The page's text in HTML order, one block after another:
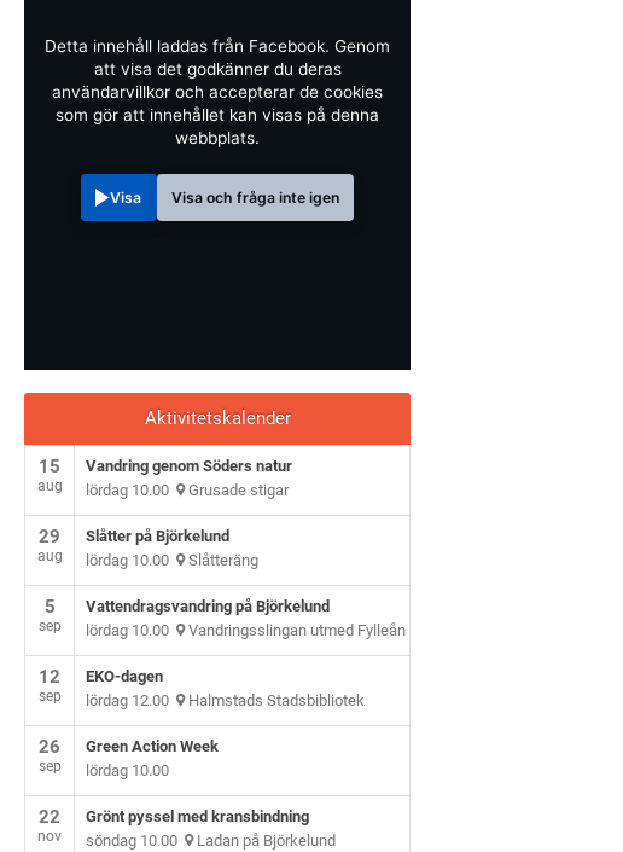
Detta innehåll laddas från Facebook. Genom
att visa det godkänner du deras
användarvillkor och accepterar de cookies
som gör att innehållet kan visas på denna
webbplats.
Visa Visa och fråga inte igen
Aktivitetskalender
15
aug
Vandring genom Söders natur
lördag 10.00 Grusade stigar
29
aug
Slåtter på Björkelund
lördag 10.00 Slåtteräng
5
sep
Vattendragsvandring på Björkelund
lördag 10.00 Vandringsslingan utmed Fylleån
12
sep
EKO-dagen
lördag 12.00 Halmstads Stadsbibliotek
26
sep
Green Action Week
lördag 10.00
22
nov
Grönt pyssel med kransbindning
söndag 10.00 Ladan på Björkelund